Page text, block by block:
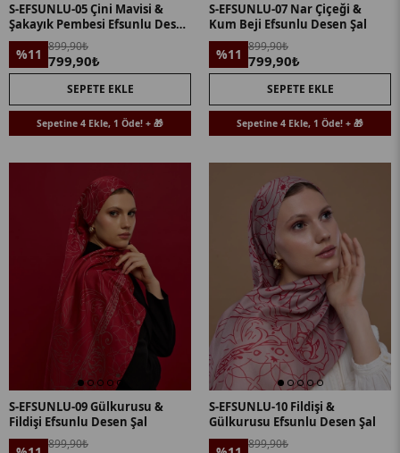
S-EFSUNLU-05 Çini Mavisi &
Şakayık Pembesi Efsunlu Desen
Şal
%11 899,90₺
799,90₺
SEPETE EKLE
Sepetine 4 Ekle, 1 Öde! + 🎁
S-EFSUNLU-07 Nar Çiçeği &
Kum Beji Efsunlu Desen Şal
%11 899,90₺
799,90₺
SEPETE EKLE
Sepetine 4 Ekle, 1 Öde! + 🎁
S-EFSUNLU-09 Gülkurusu &
Fildişi Efsunlu Desen Şal
899,90₺
S-EFSUNLU-10 Fildişi &
Gülkurusu Efsunlu Desen Şal
899,90₺